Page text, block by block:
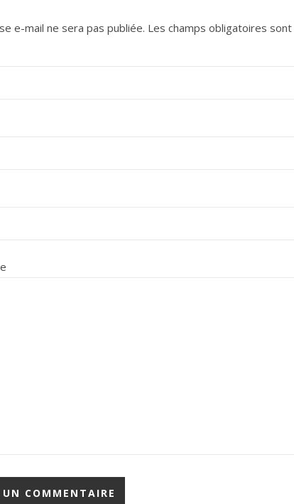
e-mail ne sera pas publiée. Les champs obligatoires